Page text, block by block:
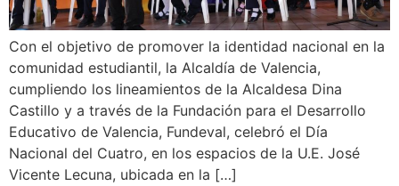
Con el objetivo de promover la identidad nacional en la
comunidad estudiantil, la Alcaldía de Valencia,
cumpliendo los lineamientos de la Alcaldesa Dina
Castillo y a través de la Fundación para el Desarrollo
Educativo de Valencia, Fundeval, celebró el Día
Nacional del Cuatro, en los espacios de la U.E. José
Vicente Lecuna, ubicada en la […]